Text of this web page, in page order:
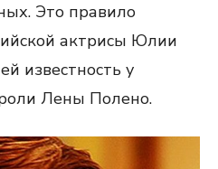
Это правило
актрисы Юлии
известность у
Лены Полено.